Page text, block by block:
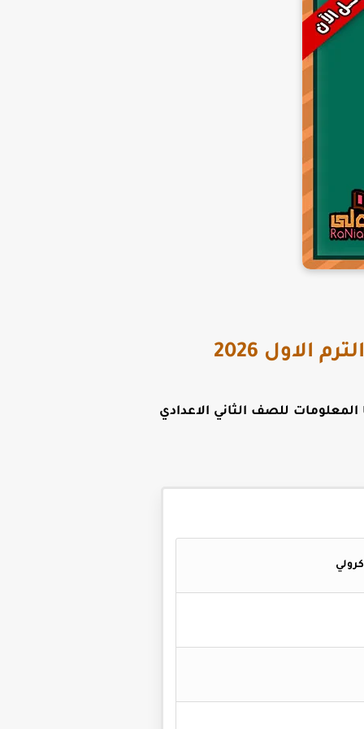
2026
المعلومات للصف الثاني الاعدادي